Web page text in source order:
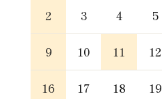
2 3 4 5
9 10 11 12
16 17 18 19